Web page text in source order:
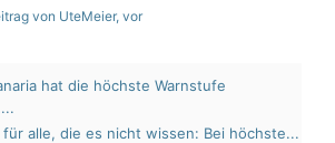
von UteMeier, vor
hat die höchste Warnstufe
für alle, die es nicht wissen: Bei höchste...